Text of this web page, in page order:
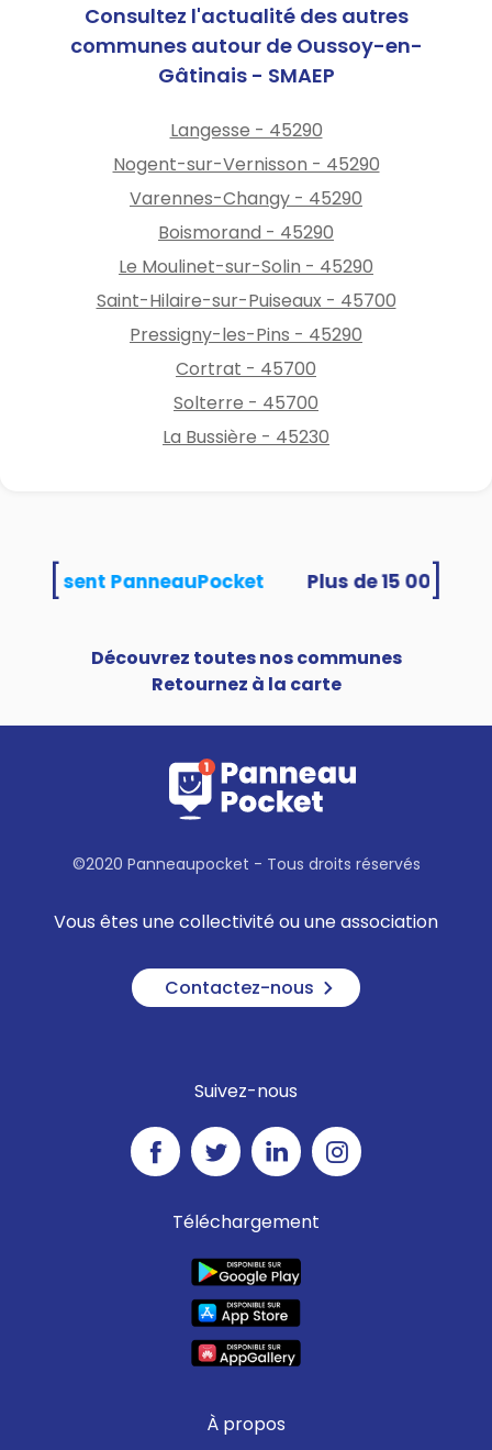
Consultez l'actualité des autres
communes autour de Oussoy-en-
Gâtinais - SMAEP
Langesse - 45290
Nogent-sur-Vernisson - 45290
Varennes-Changy - 45290
Boismorand - 45290
Le Moulinet-sur-Solin - 45290
Saint-Hilaire-sur-Puiseaux - 45700
Pressigny-les-Pins - 45290
Cortrat - 45700
Solterre - 45700
La Bussière - 45230
utilisent PanneauPocket
Découvrez toutes nos communes
Retournez à la carte
©2020 Panneaupocket - Tous droits réservés
Vous êtes une collectivité ou une association
Contactez-nous
Suivez-nous
Téléchargement
À propos